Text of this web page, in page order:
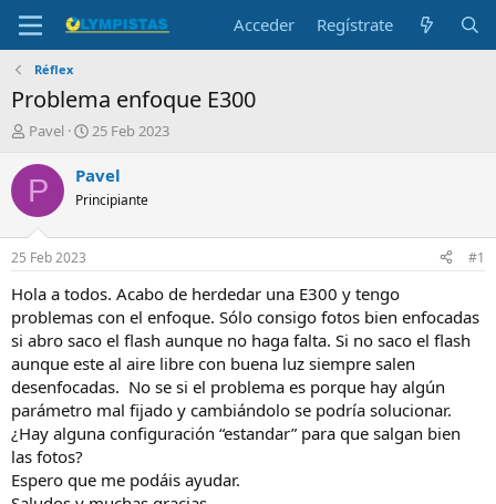
Acceder Regístrate
Réflex
Problema enfoque E300
I
i
c
a
d
o
r
e
l
t
e
m
a
Pavel
F
c
a
i
n
c
i
o
25 Feb 2023
P Pavel
Principiante
25 Feb 2023 #1
Hola a todos. Acabo de herdedar una E300 y tengo
problemas con el enfoque. Sólo consigo fotos bien enfocadas
si abro saco el flash aunque no haga falta. Si no saco el flash
aunque este al aire libre con buena luz siempre salen
desenfocadas. No se si el problema es porque hay algún
parámetro mal fijado y cambiándolo se podría solucionar.
¿Hay alguna configuración “estandar” para que salgan bien
las fotos?
Espero que me podáis ayudar.